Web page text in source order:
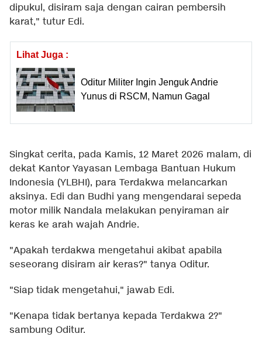
dipukul, disiram saja dengan cairan pembersih
karat," tutur Edi.
Lihat Juga :
Oditur Militer Ingin Jenguk Andrie
Yunus di RSCM, Namun Gagal
Singkat cerita, pada Kamis, 12 Maret 2026 malam, di
dekat Kantor Yayasan Lembaga Bantuan Hukum
Indonesia (YLBHI), para Terdakwa melancarkan
aksinya. Edi dan Budhi yang mengendarai sepeda
motor milik Nandala melakukan penyiraman air
keras ke arah wajah Andrie.
"Apakah terdakwa mengetahui akibat apabila
seseorang disiram air keras?" tanya Oditur.
"Siap tidak mengetahui," jawab Edi.
"Kenapa tidak bertanya kepada Terdakwa 2?"
sambung Oditur.